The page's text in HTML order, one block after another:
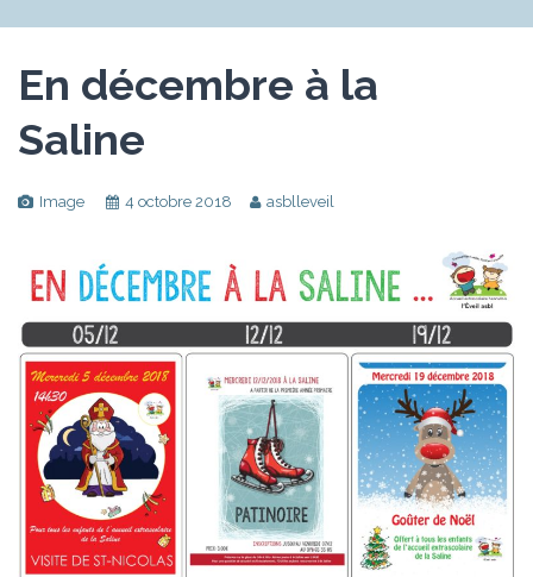
En décembre à la
Saline
Image 4 octobre 2018 asblleveil